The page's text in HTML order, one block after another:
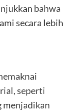
bahwa
secara lebih
seperti
menjadikan